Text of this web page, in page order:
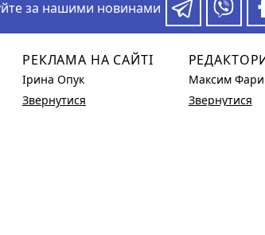
за нашими новинами
РЕКЛАМА НА САЙТІ
Ірина Опук
Звернутися
Максим
Звернутися